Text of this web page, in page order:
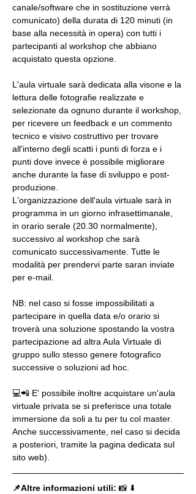
canale/software che in sostituzione verrà
comunicato) della durata di 120 minuti (in
base alla necessità in opera) con tutti i
partecipanti al workshop che abbiano
acquistato questa opzione.
L'aula virtuale sarà dedicata alla visone e la
lettura delle fotografie realizzate e
selezionate da ognuno durante il workshop,
per ricevere un feedback e un commento
tecnico e visivo costruttivo per trovare
all'interno degli scatti i punti di forza e i
punti dove invece è possibile migliorare
anche durante la fase di sviluppo e post-
produzione.
L'organizzazione dell'aula virtuale sarà in
programma in un giorno infrasettimanale,
in orario serale (20.30 normalmente),
successivo al workshop che sarà
comunicato successivamente. Tutte le
modalità per prendervi parte saran inviate
per e-mail.
NB: nel caso si fosse impossibilitati a
partecipare in quella data e/o orario si
troverà una soluzione spostando la vostra
partecipazione ad altra Aula Virtuale di
gruppo sullo stesso genere fotografico
successive o soluzioni ad hoc.
💻📲 E' possibile inoltre acquistare un'aula
virtuale privata se si preferisce una totale
immersione da soli a tu per tu col master.
Anche successivamente, nel caso si decida
a posteriori, tramite la pagina dedicata sul
sito web).
📌Altre informazioni utili: 📸 ⬇️